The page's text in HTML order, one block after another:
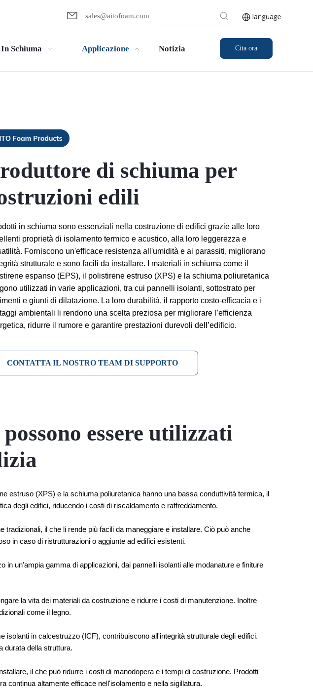
 sales@aitofoam.com
Schiuma Applicazione Notizia Cita ora
di schiuma per
edili
in schiuma sono essenziali nella costruzione di edifici grazie alle loro
proprietà di isolamento termico e acustico, alla loro leggerezza e
Forniscono un'efficace resistenza all'umidità e ai parassiti, migliorano
strutturale e sono facili da installare. I materiali in schiuma come il
espanso (EPS), il polistirene estruso (XPS) e la schiuma poliuretanica
utilizzati in varie applicazioni, tra cui pannelli isolanti, sottostrato per
e giunti di dilatazione. La loro durabilità, il rapporto costo-efficacia e i
ambientali li rendono una scelta preziosa per migliorare l’efficienza
ridurre il rumore e garantire prestazioni durevoli dell’edificio.
CONTATTA IL NOSTRO TEAM DI SUPPORTO
essere utilizzati
estruso (XPS) e la schiuma poliuretanica hanno una bassa conduttività termica, il
degli edifici, riducendo i costi di riscaldamento e raffreddamento.
il che li rende più facili da maneggiare e installare. Ciò può anche
in caso di ristrutturazioni o aggiunte ad edifici esistenti.
un'ampia gamma di applicazioni, dai pannelli isolanti alle modanature e finiture
la vita dei materiali da costruzione e ridurre i costi di manutenzione. Inoltre
come il legno.
in calcestruzzo (ICF), contribuiscono all'integrità strutturale degli edifici.
durata della struttura.
il che può ridurre i costi di manodopera e i tempi di costruzione. Prodotti
continua altamente efficace nell'isolamento e nella sigillatura.